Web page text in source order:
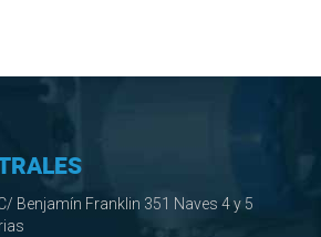
Benjamín Franklin 351 Naves 4 y 5